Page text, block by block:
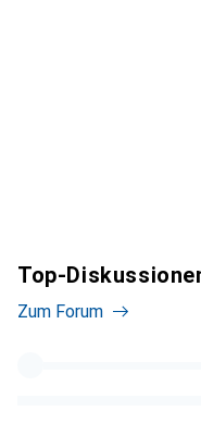
Top-
Zum Forum